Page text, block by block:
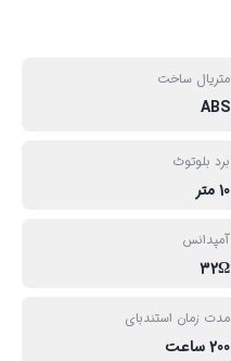
متریال ساخت
ABS
برد بلوتوث
10 متر
آمپدانس
32Ω
مدت زمان استندبای
200 ساعت